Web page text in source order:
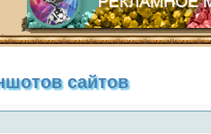
сайтов